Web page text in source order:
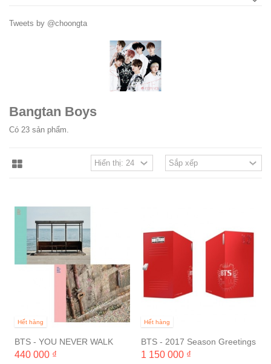
Tweets by @choongta
Bangtan Boys
Có 23 sản phẩm.
Hết hàng
BTS - YOU NEVER WALK
ALONE
440 000 ₫
Hết hàng
BTS - 2017 Season Greetings
1 150 000 ₫